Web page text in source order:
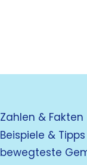
Zahlen & Fakten
Beispiele & Tipps
bewegteste